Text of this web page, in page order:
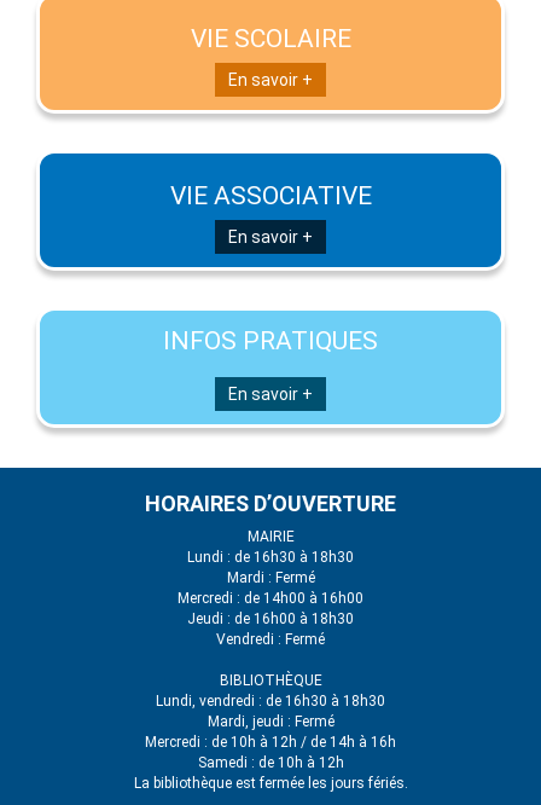
VIE SCOLAIRE
En savoir +
VIE ASSOCIATIVE
En savoir +
INFOS PRATIQUES
En savoir +
HORAIRES D’OUVERTURE
MAIRIE
Lundi : de 16h30 à 18h30
Mardi : Fermé
Mercredi : de 14h00 à 16h00
Jeudi : de 16h00 à 18h30
Vendredi : Fermé
BIBLIOTHÈQUE
Lundi, vendredi : de 16h30 à 18h30
Mardi, jeudi : Fermé
Mercredi : de 10h à 12h / de 14h à 16h
Samedi : de 10h à 12h
La bibliothèque est fermée les jours fériés.